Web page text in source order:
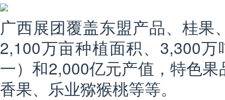
广西展团覆盖东盟产品、桂果
2,100万亩种植面积、3,300
一）和2,000亿元产值，特色
香果、乐业猕猴桃等等。